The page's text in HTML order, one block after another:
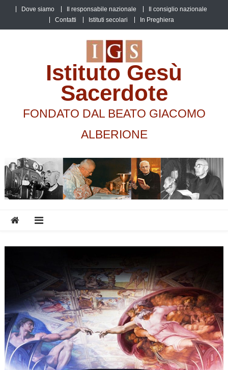
content
Dove siamo Il responsabile nazionale
Il consiglio nazionale
Contatti
Istituti secolari In Preghiera
Istituto Gesù
Sacerdote
FONDATO DAL BEATO GIACOMO
ALBERIONE